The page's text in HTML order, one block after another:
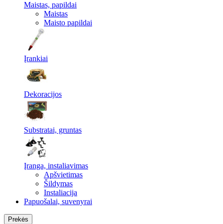
Maistas, papildai
Maistas
Maisto papildai
Įrankiai
Dekoracijos
Substratai, gruntas
Įranga, instaliavimas
Apšvietimas
Šildymas
Instaliacija
Papuošalai, suvenyrai
Prekės